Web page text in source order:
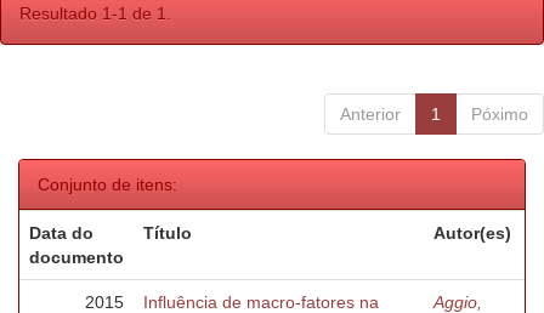
Resultado 1-1 de 1.
Anterior 1 Póximo
Conjunto de itens:
Data do
documento
Título Autor(es)
2015
Influência de macro-fatores na
Aggio,